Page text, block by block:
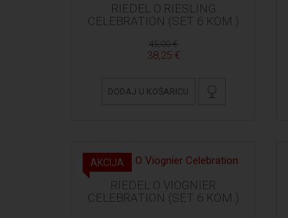
RIEDEL O RIESLING
CELEBRATION (SET 6 KOM.)
45,00 €
38,25 €
DODAJ U KOŠARICU
AKCIJA
RIEDEL O VIOGNIER
CELEBRATION (SET 6 KOM.)